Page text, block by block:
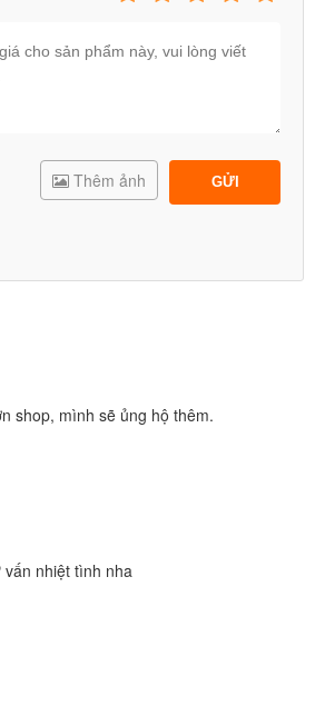
57180có màu cam nôi bật, thu hút
nhiều hơn, phát triển thể chất toàn diện.
rộng rãi dài 2m, rộng 1m47 phù hợp
vui chơi. Bể được thiết kế
các bé vui chơi thích thú hơn.
GỬI
Thêm ảnh
shop, mình sẽ ủng hộ thêm.
nhiệt tình nha